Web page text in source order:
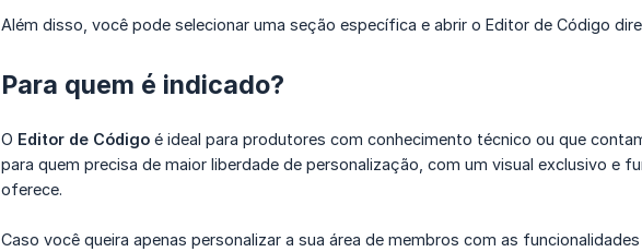
Além disso, você pode selecionar uma seção específica e abrir o Editor de Código
Para quem é indicado?
O Editor de Código é ideal para produtores com conhecimento técnico ou que
para quem precisa de maior liberdade de personalização, com um visual exclusivo e
oferece.
Caso você queira apenas personalizar a sua área de membros com as